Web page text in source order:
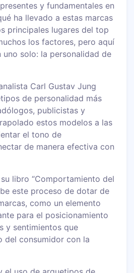
y fundamentales en
ha llevado a estas marcas
principales lugares del top
los factores, pero aquí
uno solo: la personalidad de
Carl Gustav Jung
de personalidad más
publicistas y
estos modelos a las
el tono de
de manera efectiva con
libro “Comportamiento del
este proceso de dotar de
como un elemento
para el posicionamiento
y sentimientos que
del consumidor con la